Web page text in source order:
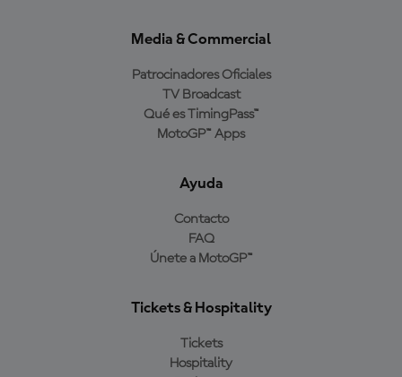
Media & Commercial
Patrocinadores Oficiales
TV Broadcast
Qué es TimingPass™
MotoGP™ Apps
Ayuda
Contacto
FAQ
Únete a MotoGP™
Tickets & Hospitality
Tickets
Hospitality